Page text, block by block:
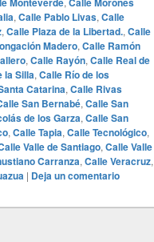
, Calle Pablo Livas, Calle
, Calle Plaza de la Libertad., Calle
Madero, Calle Ramón
, Calle Rayón, Calle Real de
la Silla, Calle Río de los
Catarina, Calle Rivas
San Bernabé, Calle San
de los Garza, Calle San
, Calle Tapia, Calle Tecnológico,
Valle de Santiago, Calle Valle
Carranza, Calle Veracruz,
| Deja un comentario